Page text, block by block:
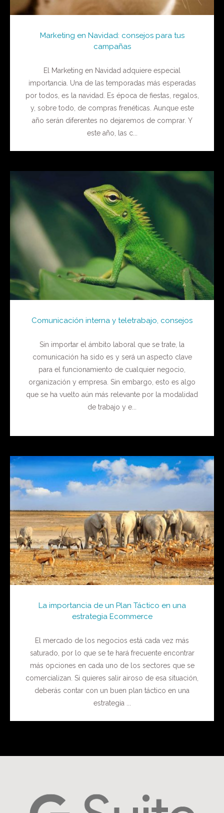
Marketing en Navidad: consejos para tus
campañas
El Marketing en Navidad adquiere especial
importancia. Una de las temporadas más esperadas
por todos, es la navidad. Es época de fiestas, regalos,
y, sobre todo, de compras frenéticas. Aunque este
año serán diferentes no dejaremos de comprar. Y
este año, las c...
Comunicación interna y teletrabajo, consejos
Sin importar el ámbito laboral que se trate, la
comunicación ha sido es y será un aspecto clave
para el funcionamiento de cualquier negocio,
organización y empresa. Sin embargo, esto es algo
que se ha vuelto aún más relevante por la modalidad
de trabajo y e...
La importancia de un Plan Táctico en una
estrategia Ecommerce
El mercado de los negocios está cada vez más
saturado, por lo que se te hará frecuente encontrar
más opciones en cada uno de los sectores que se
comercializan. Si quieres salir airoso de esa situación,
deberás contar con un buen plan táctico en una
estrategia ...